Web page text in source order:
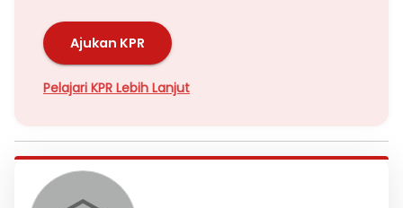
Ajukan KPR
Pelajari KPR Lebih Lanjut